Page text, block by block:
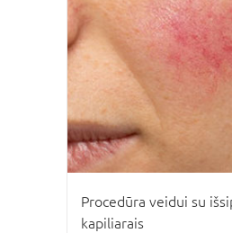
Procedūra veidui su
kapiliarais